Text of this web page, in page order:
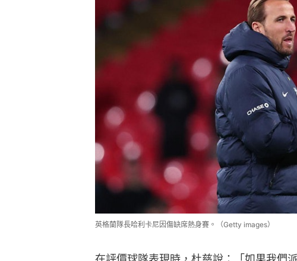
英格蘭隊長哈利卡尼因傷缺席熱身賽。（Getty images）